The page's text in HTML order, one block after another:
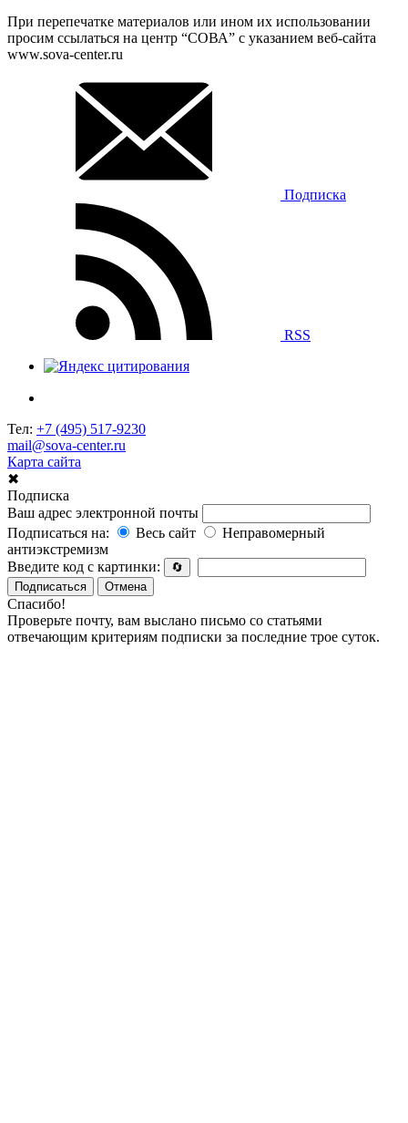
При перепечатке материалов или ином их использовании
просим ссылаться на центр “СОВА” с указанием веб-сайта
www.sova-center.ru
Подписка
RSS
Тел: +7 (495) 517-9230
mail@sova-center.ru
Карта сайта
✖
Подписка
Ваш адрес электронной почты
Подписаться на:
Весь сайт
Неправомерный
антиэкстремизм
Введите код с картинки:
🔄
Подписаться
Отмена
Спасибо!
Проверьте почту, вам выслано письмо со статьями
отвечающим критериям подписки за последние трое суток.